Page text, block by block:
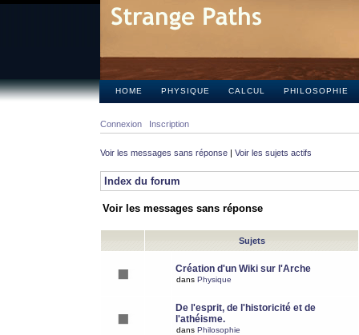
HOME PHYSIQUE CALCUL PHILOSOPHIE
Connexion Inscription
Voir les messages sans réponse | Voir les sujets actifs
Index du forum
Voir les messages sans réponse
Sujets
Création d'un Wiki sur l'Arche
dans Physique
De l'esprit, de l'historicité et de
l'athéisme.
dans Philosophie